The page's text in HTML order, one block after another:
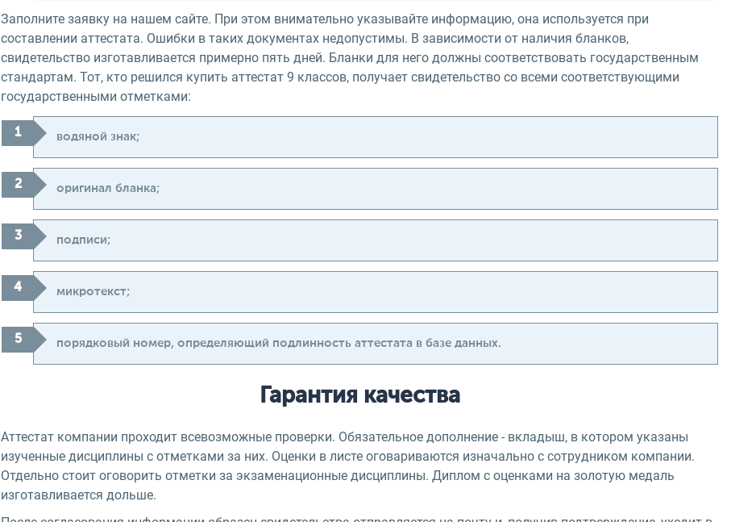
Заполните заявку на нашем сайте. При этом внимательно указывайте информацию, она используется при
составлении аттестата. Ошибки в таких документах недопустимы. В зависимости от наличия бланков,
свидетельство изготавливается примерно пять дней. Бланки для него должны соответствовать государственным
стандартам. Тот, кто решился купить аттестат 9 классов, получает свидетельство со всеми соответствующими
государственными отметками:
водяной знак;
оригинал бланка;
подписи;
микротекст;
порядковый номер, определяющий подлинность аттестата в базе данных.
Гарантия качества
Аттестат компании проходит всевозможные проверки. Обязательное дополнение - вкладыш, в котором указаны
изученные дисциплины с отметками за них. Оценки в листе оговариваются изначально с сотрудником компании.
Отдельно стоит оговорить отметки за экзаменационные дисциплины. Диплом с оценками на золотую медаль
изготавливается дольше.